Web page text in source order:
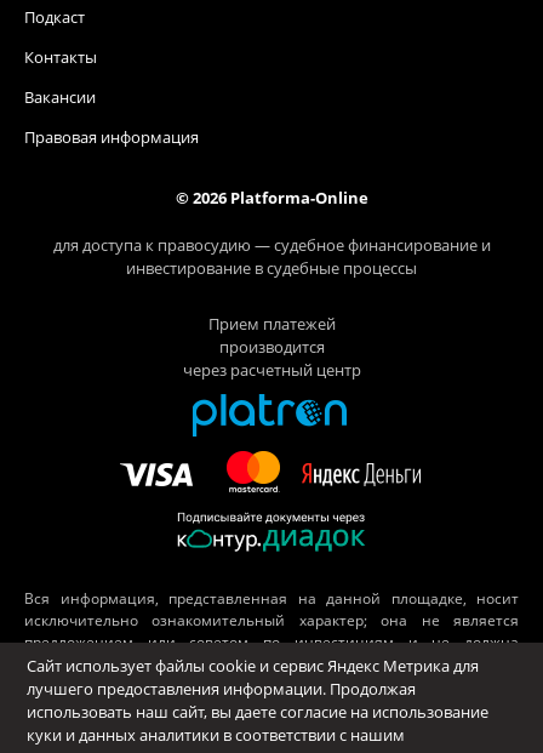
Подкаст
Контакты
Вакансии
Правовая информация
© 2026 Platforma-Online
для доступа к правосудию — судебное финансирование и
инвестирование в судебные процессы
Прием платежей
производится
через расчетный центр
Вся информация, представленная на данной площадке, носит
исключительно ознакомительный характер; она не является
предложением или советом по инвестициям и не должна
рассматриваться как рекомендация к подобного рода действиям.
Принимая во внимание вышесказанное, не следует полагаться
исключительно на представленные материалы в ущерб
проведению независимого анализа. ООО «Платформа», его
Сайт использует файлы cookie и сервис Яндекс Метрика для
лучшего предоставления информации. Продолжая
использовать наш сайт, вы даете согласие на использование
куки и данных аналитики в соответствии с нашим